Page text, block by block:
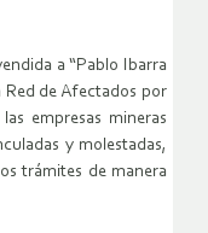
a “Pablo Ibarra
Red de Afectados por
empresas mineras
y molestadas,
trámites de manera